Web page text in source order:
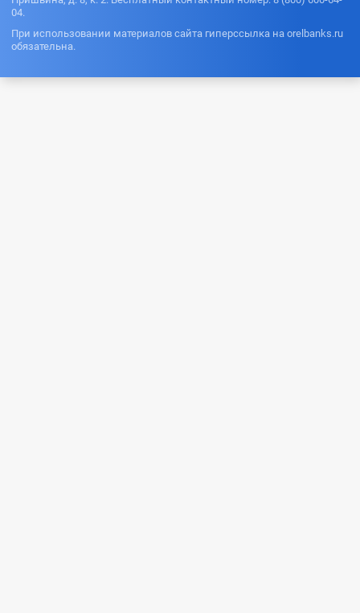
04.
При использовании материалов сайта гиперссылка на orelbanks.ru
обязательна.